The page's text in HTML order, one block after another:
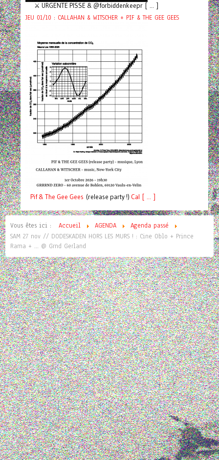
⚔️ URGENTE PISSE & @forbiddenkeepr [ ... ]
JEU 01/10 : CALLAHAN & WITSCHER + PIF & THE GEE GEES
Pif& The Gee Gees (release party !) Cal [ ... ]
Vous êtes ici : Accueil AGENDA
Agenda passé
SAM 27 nov // DODESKADEN HORS LES MURS ! : Cine Oblo + Prince
Rama + ... @ Grnd Gerland